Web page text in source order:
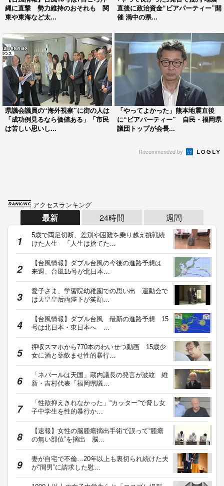
縄に直撃 勢力維持のおそれも 関
東や東海など太...
直後に政治資金“ビアパーティー”開
催 渦中の県...
県議会議員の“海外視察”に街の人は
「成功例見るなら価値ある」「市民
は苦しい思いし...
「やってよかった」熊本地震直後
に“ビアパーティー” 自民・福岡県
議団トップが会長...
Recommended by
アクセスランキング
最新 24時間 週間
5歳で両足切断、差別や困難を乗り越え挑戦続
けた人生 「人生は捨てた…
【台風情報】ダブル台風の今後の進路予想は
来週、台風15号が北日本…
愛子さま、学習院幼稚園での思い出 運動会で
は天皇皇后両陛下が笑顔…
【台風情報】ダブル台風 最新の進路予想 15
号は北日本・東日本へ …
押収スマホから770本のわいせつ動画 15歳少
女に酒と薬飲ませ性的暴行…
「ネパールは天国」蔵内議長の発言が波紋 維
新・吉村代表「福岡県議…
「性欲抑えきれなかった」“カッター”で脅し女
子中学生を性的暴行か…
【速報】女性の脳腫瘍摘出手術で誤って“腫瘍
の無い部位”を摘出 脳…
妻が自宅で不倫…20年以上も裏切られ続けた夫
が“間男”に請求した慰…